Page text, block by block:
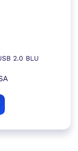
2.0 BLU